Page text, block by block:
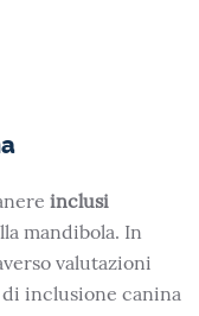
inclusi
mandibola. In
valutazioni
inclusione canina